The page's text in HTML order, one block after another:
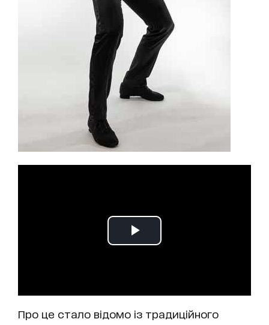
Про це стало відомо із традиційного